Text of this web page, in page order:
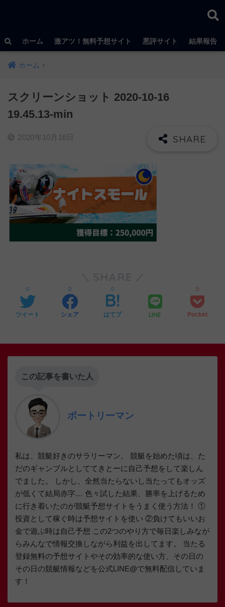
ホーム 激アツ！無料予想サイト 悪評サイト 結果報告
ホーム
スクリーンショット 2020-10-16
19.45.13-min
2020年10月16日
ツイート
0
シェア
0
はてブ
0
LINE Pocket
0
この記事を書いた人
ボートリーマン
私は、競艇好きのサラリーマン。 競艇を始めた頃は、た
だのギャンブルとしててきとーに自己予想をして楽しん
でました。 しかし、全然当たらないし当たってもオッズ
が低くて結局赤字… 色々試した結果、勝率を上げるため
に行き着いたのが競艇予想サイトをうまく使う方法！ ①
投資として稼ぐ時は予想サイトを使い ②負けてもいいお
金で遊ぶ時は自己予想 この2つのやり方で毎日楽しみなが
らみんなで情報交換しながら利益を出してます。 当たる
登録無料の予想サイトやその効率的な使い方、その日の
その日の競艇情報などを公式LINE@で無料配信していま
す！